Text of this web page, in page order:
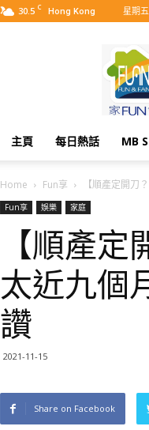
30.5 C Hong Kong 星期
主頁 每日熱話 MB
Home Fun享 【順產定開刀
Fun享 娛樂 家庭
【順產
太近九個
讚
2021-11-15
Share on Facebook